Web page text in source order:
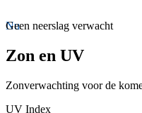
Nu
Geen neerslag verwacht
Zon en UV
Zonverwachting voor de
UV Index